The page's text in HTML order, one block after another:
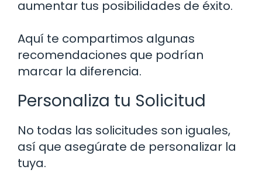
aumentar tus posibilidades de éxito.
Aquí te compartimos algunas
recomendaciones que podrían
marcar la diferencia.
Personaliza tu Solicitud
No todas las solicitudes son iguales,
así que asegúrate de personalizar la
tuya.